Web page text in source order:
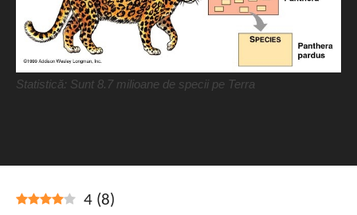
Statistică: Sunt 8.7 milioane de specii pe Terra
4 (8)